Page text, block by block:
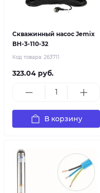
Скважинный насос Jemix
ВН-3-110-32
Код товара: 263711
323.04 руб.
В корзину